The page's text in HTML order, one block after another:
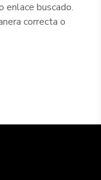
enlace buscado.
correcta o